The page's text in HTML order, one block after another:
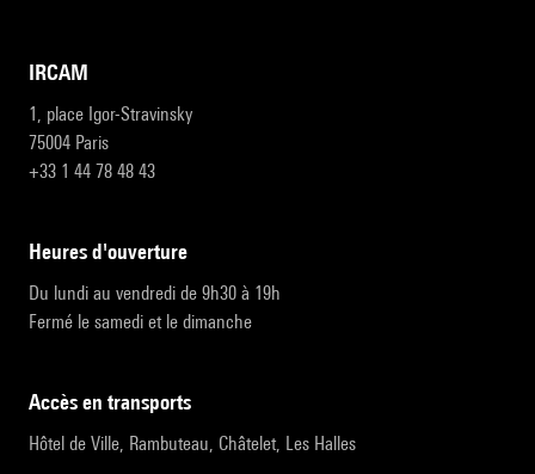
IRCAM
1, place Igor-Stravinsky
75004 Paris
+33 1 44 78 48 43
heures d'ouverture
Du lundi au vendredi de 9h30 à 19h
Fermé le samedi et le dimanche
accès en transports
Hôtel de Ville, Rambuteau, Châtelet, Les Halles